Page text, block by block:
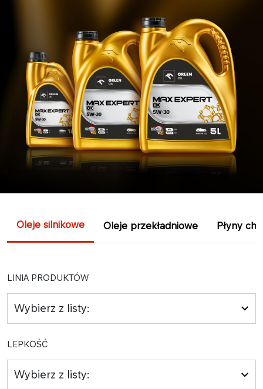
Oleje silnikowe Oleje przekładniowe Płyny
LINIA PRODUKTÓW
Wybierz z listy:
LEPKOŚĆ
Wybierz z listy: